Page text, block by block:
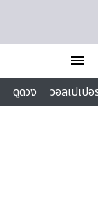
menu
ดูดวง
วอลเปเป